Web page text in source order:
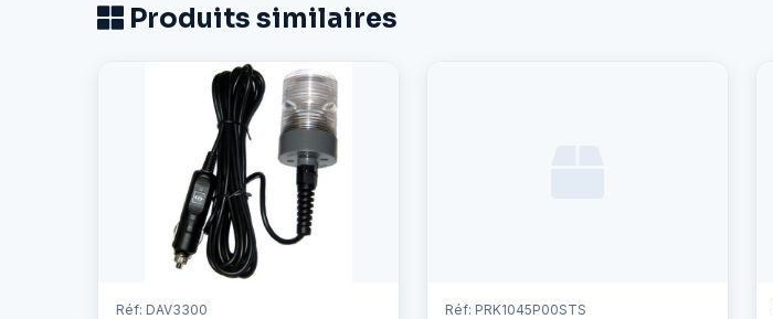
Produits similaires
Réf: DAV3300 Réf: PRK1045P00STS